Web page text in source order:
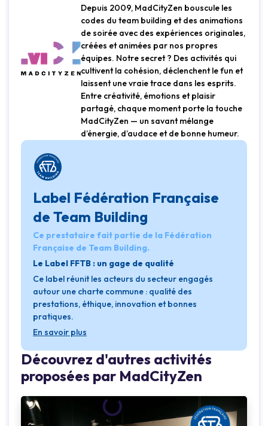
Depuis 2009, MadCityZen bouscule les
codes du team building et des animations
de soirée avec des expériences originales,
créées et animées par nos propres
équipes. Notre secret ? Des activités qui
cultivent la cohésion, déclenchent le fun et
laissent une vraie trace dans les esprits.
Entre créativité, émotions et plaisir
partagé, chaque moment porte la touche
MadCityZen — un savant mélange
d’énergie, d’audace et de bonne humeur.
Label Fédération Française
de Team Building
Ce prestataire fait partie de la Fédération
Française de Team Building.
Le Label FFTB : un gage de qualité
Ce label réunit les acteurs du secteur engagés
autour une charte commune : qualité des
prestations, éthique, innovation et bonnes
pratiques.
En savoir plus
Découvrez d'autres activités
proposées par MadCityZen